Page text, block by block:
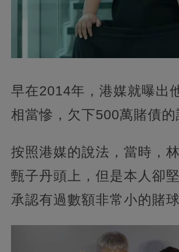
早在2014年，港媒就曝出
相當慘，欠下500萬賭債的
按照港媒的說法，當時，
甄子丹頭上，但是本人卻
承認有過數額非常小的賭球